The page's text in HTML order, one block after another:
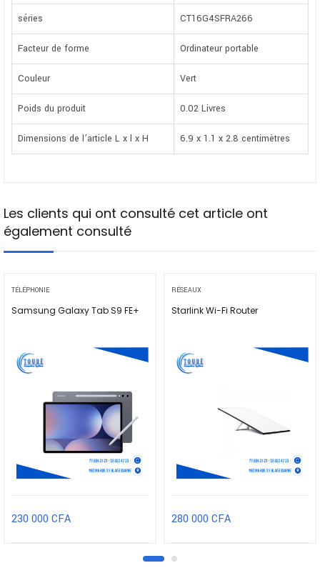
séries CT16G4SFRA266
Facteur de forme Ordinateur portable
Couleur Vert
Poids du produit 0.02 Livres
Dimensions de l’article L x l x H 6.9 x 1.1 x 2.8 centimètres
Les clients qui ont consulté cet article ont
également consulté
TÉLÉPHONIE
Samsung Galaxy Tab S9 FE+
230 000 CFA
RÉSEAUX
Starlink Wi-Fi Router
280 000 CFA